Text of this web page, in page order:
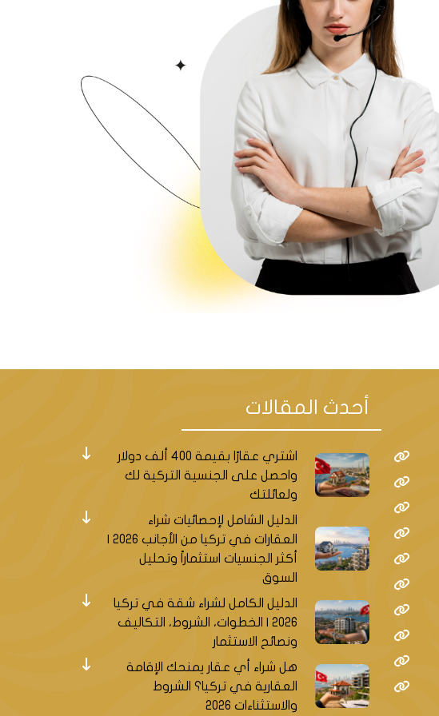
أحدث المقالات
اشتري عقارًا بقيمة 400 ألف دولار
واحصل على الجنسية التركية لك
ولعائلتك
الدليل الشامل لإحصائيات شراء
العقارات في تركيا من الأجانب 2026 |
أكثر الجنسيات استثماراً وتحليل
السوق
الدليل الكامل لشراء شقة في تركيا
2026 | الخطوات، الشروط، التكاليف
ونصائح الاستثمار
هل شراء أي عقار يمنحك الإقامة
العقارية في تركيا؟ الشروط
والاستثناءات 2026